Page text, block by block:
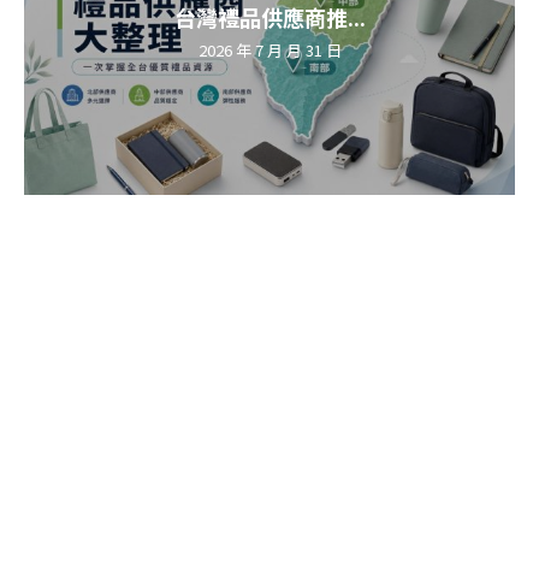
台灣禮品供應商推...
2026 年 7 月 月 31 日